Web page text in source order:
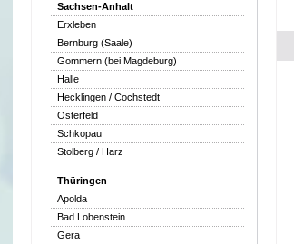
Sachsen-Anhalt
Erxleben
Bernburg (Saale)
Gommern (bei Magdeburg)
Halle
Hecklingen / Cochstedt
Osterfeld
Schkopau
Stolberg / Harz
Thüringen
Apolda
Bad Lobenstein
Gera